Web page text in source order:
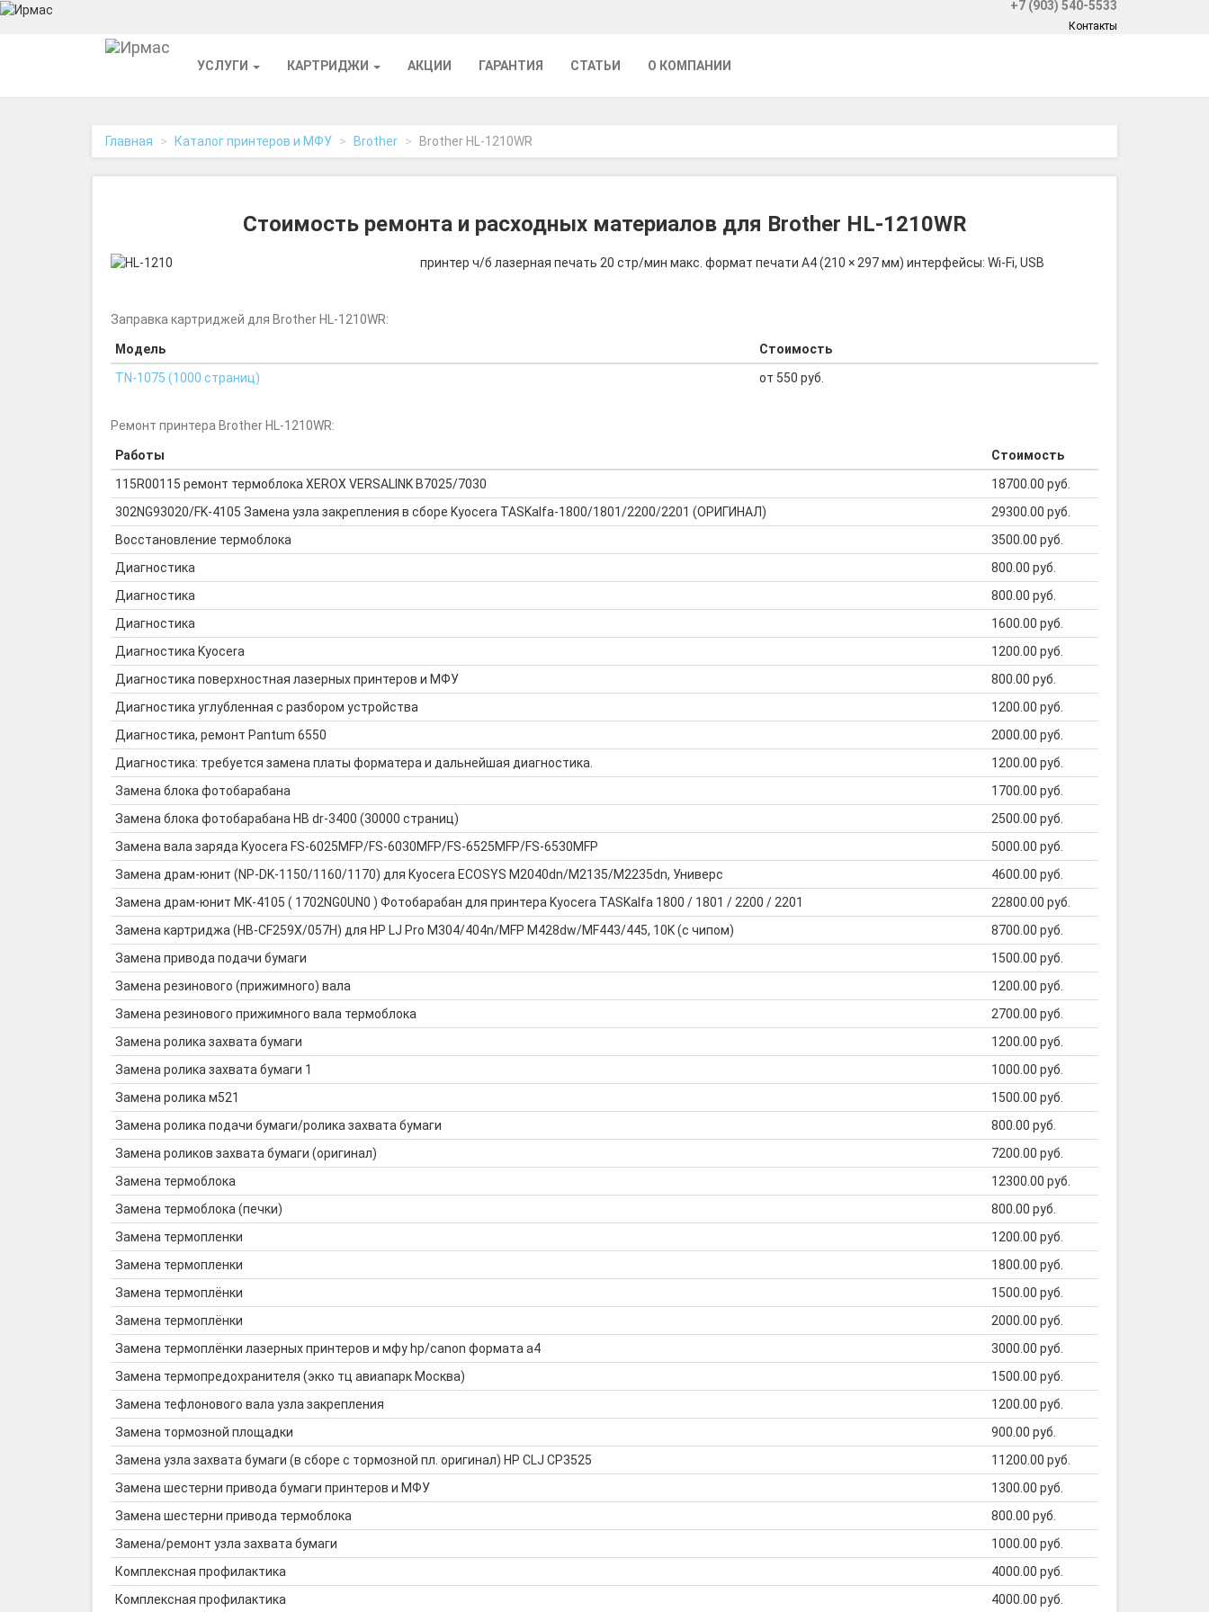
+7 (903) 540-5533
Контакты
УСЛУГИ КАРТРИДЖИ АКЦИИ ГАРАНТИЯ СТАТЬИ О КОМПАНИИ
Главная Каталог принтеров и МФУ Brother Brother HL-1210WR
Стоимость ремонта и расходных материалов для Brother HL-1210WR
принтер ч/б лазерная печать 20 стр/мин макс. формат печати A4 (210 × 297 мм) интерфейсы: Wi-Fi, USB
Заправка картриджей для Brother HL-1210WR:
Модель
Стоимость
TN-1075 (1000 страниц)
от 550 руб.
Ремонт принтера Brother HL-1210WR:
Работы
Стоимость
115R00115 ремонт термоблока XEROX VERSALINK B7025/7030
18700.00 руб.
302NG93020/FK-4105 Замена узла закрепления в сборе Kyocera TASKalfa-1800/1801/2200/2201 (ОРИГИНАЛ)
29300.00 руб.
Восстановление термоблока
3500.00 руб.
Диагностика
800.00 руб.
Диагностика
800.00 руб.
Диагностика
1600.00 руб.
Диагностика Kyocera
1200.00 руб.
Диагностика поверхностная лазерных принтеров и МФУ
800.00 руб.
Диагностика углубленная с разбором устройства
1200.00 руб.
Диагностика, ремонт Pantum 6550
2000.00 руб.
Диагностика: требуется замена платы форматера и дальнейшая диагностика.
1200.00 руб.
Замена блока фотобарабана
1700.00 руб.
Замена блока фотобарабана HB dr-3400 (30000 страниц)
2500.00 руб.
Замена вала заряда Kyocera FS-6025MFP/FS-6030MFP/FS-6525MFP/FS-6530MFP
5000.00 руб.
Замена драм-юнит (NP-DK-1150/1160/1170) для Kyocera ECOSYS M2040dn/M2135/M2235dn, Универс
4600.00 руб.
Замена драм-юнит MK-4105 ( 1702NG0UN0 ) Фотобарабан для принтера Kyocera TASKalfa 1800 / 1801 / 2200 / 2201
22800.00 руб.
Замена картриджа (HB-CF259X/057H) для HP LJ Pro M304/404n/MFP M428dw/MF443/445, 10K (с чипом)
8700.00 руб.
Замена привода подачи бумаги
1500.00 руб.
Замена резинового (прижимного) вала
1200.00 руб.
Замена резинового прижимного вала термоблока
2700.00 руб.
Замена ролика захвата бумаги
1200.00 руб.
Замена ролика захвата бумаги 1
1000.00 руб.
Замена ролика м521
1500.00 руб.
Замена ролика подачи бумаги/ролика захвата бумаги
800.00 руб.
Замена роликов захвата бумаги (оригинал)
7200.00 руб.
Замена термоблока
12300.00 руб.
Замена термоблока (печки)
800.00 руб.
Замена термопленки
1200.00 руб.
Замена термопленки
1800.00 руб.
Замена термоплёнки
1500.00 руб.
Замена термоплёнки
2000.00 руб.
Замена термоплёнки лазерных принтеров и мфу hp/canon формата а4
3000.00 руб.
Замена термопредохранителя (экко тц авиапарк Москва)
1500.00 руб.
Замена тефлонового вала узла закрепления
1200.00 руб.
Замена тормозной площадки
900.00 руб.
Замена узла захвата бумаги (в сборе с тормозной пл. оригинал) HP CLJ CP3525
11200.00 руб.
Замена шестерни привода бумаги принтеров и МФУ
1300.00 руб.
Замена шестерни привода термоблока
800.00 руб.
Замена/ремонт узла захвата бумаги
1000.00 руб.
Комплексная профилактика
4000.00 руб.
Комплексная профилактика
4000.00 руб.